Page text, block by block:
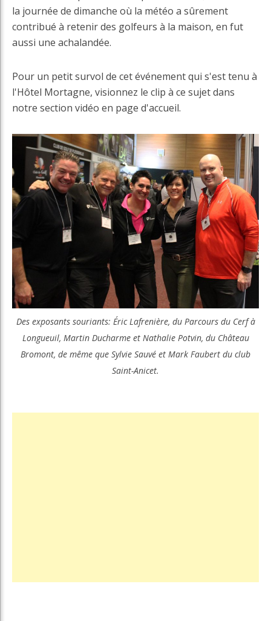
la journée de dimanche où la météo a sûrement
contribué à retenir des golfeurs à la maison, en fut
aussi une achalandée.
Pour un petit survol de cet événement qui s'est tenu à
l'Hôtel Mortagne, visionnez le clip à ce sujet dans
notre section vidéo en page d'accueil.
Des exposants souriants: Éric Lafrenière, du Parcours du Cerf à
Longueuil, Martin Ducharme et Nathalie Potvin, du Château
Bromont, de même que Sylvie Sauvé et Mark Faubert du club
Saint-Anicet.